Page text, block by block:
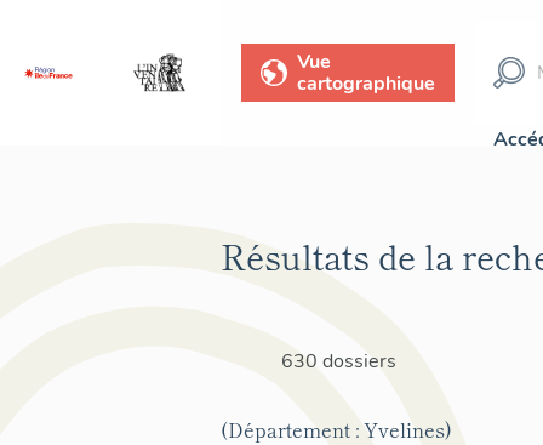
Vue
cartographique
Résultats de la
630 dossiers
(Département : Yvelines)